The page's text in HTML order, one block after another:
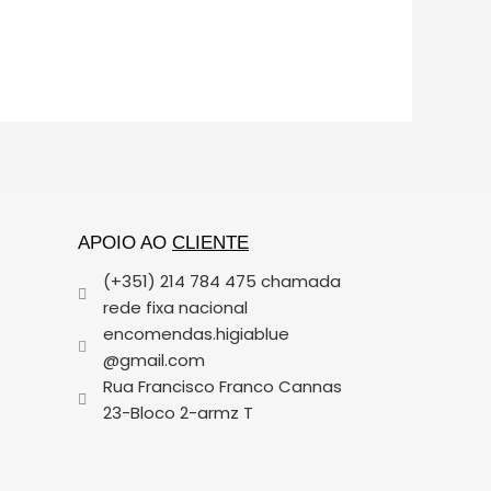
APOIO AO CLIENTE
(+351) 214 784 475 chamada
rede fixa nacional
encomendas.higiablue
@gmail.com
Rua Francisco Franco Cannas
23-Bloco 2-armz T